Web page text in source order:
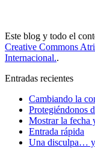
Este blog y todo el
Creative Commons
Internacional..
Entradas recientes
Cambiando la
Protegiéndonos
Mostrar la fecha
Entrada rápida
Una disculpa…